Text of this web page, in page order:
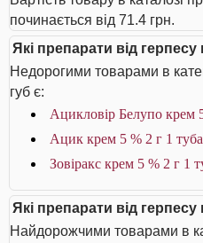
починається від 71.4 грн.
Які препарати від
Недорогими товарами в
губ є:
Ацикловір Белупо крем
Ацик крем 5 % 2 г 1 туба
Зовіракс крем 5 % 2 г 1
Які препарати від
Найдорожчими товарами в